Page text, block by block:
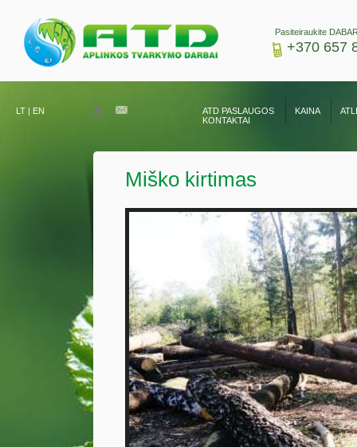
Pasiteiraukite
+370 657
LT | EN ATD PASLAUGOS KAINA
KONTAKTAI
Miško kirtimas